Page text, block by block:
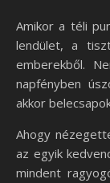
Amikor a téli punnyadást és lustaságot felváltja a tavaszi
lendület, a
emberekből.
napfényben
akkor
Ahogy
az egyik
mindent